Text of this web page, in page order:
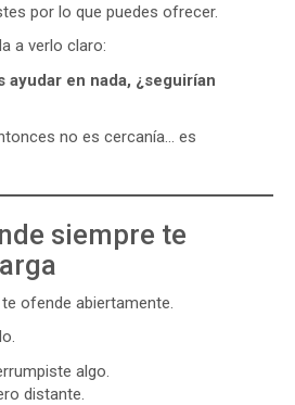
por lo que puedes ofrecer.
a verlo claro:
ayudar en nada, ¿seguirían
no es cercanía… es
siempre te
ofende abiertamente.
algo.
distante.